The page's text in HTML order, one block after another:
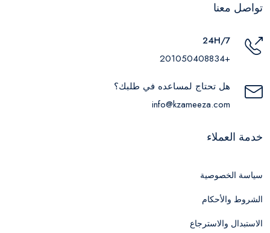
تواصل معنا
24H/7
+201050408834
هل تحتاج لمساعده في طلبك؟
info@kzameeza.com
خدمة العملاء
سياسة الخصوصية
الشروط والأحكام
الاستبدال والاسترجاع